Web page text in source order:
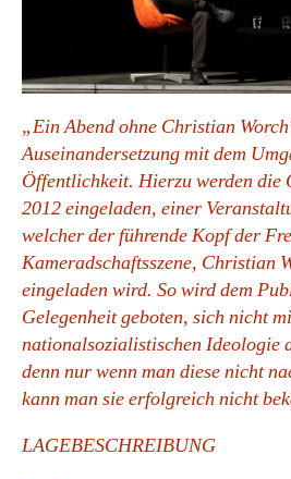
„Ein Abend ohne Christian
Auseinandersetzung mit dem
Öffentlichkeit. Hierzu werden die
2012 eingeladen, einer
welcher der führende Kopf der
Kameradschaftsszene, Christian
eingeladen wird. So wird dem
Gelegenheit geboten, sich nicht
nationalsozialistischen Ideologie
denn nur wenn man diese nicht
kann man sie erfolgreich nicht
LAGEBESCHREIBUNG